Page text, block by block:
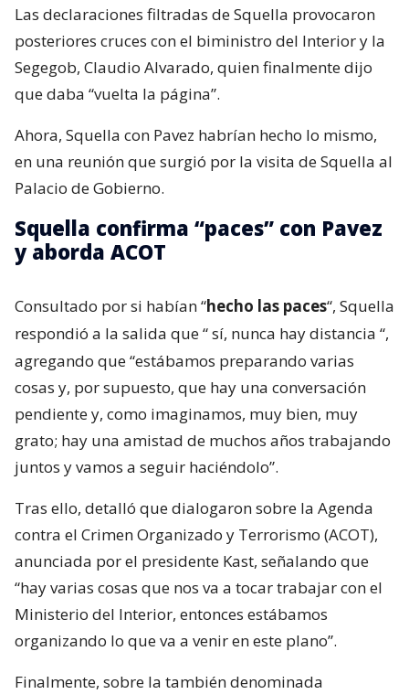
Las declaraciones filtradas de Squella provocaron
posteriores cruces con el biministro del Interior y la
Segegob, Claudio Alvarado, quien finalmente dijo
que daba “vuelta la página”.
Ahora, Squella con Pavez habrían hecho lo mismo,
en una reunión que surgió por la visita de Squella al
Palacio de Gobierno.
Squella confirma “paces” con Pavez
y aborda ACOT
Consultado por si habían “hecho las paces“, Squella
respondió a la salida que “sí, nunca hay distancia “,
agregando que “estábamos preparando varias
cosas y, por supuesto, que hay una conversación
pendiente y, como imaginamos, muy bien, muy
grato; hay una amistad de muchos años trabajando
juntos y vamos a seguir haciéndolo”.
Tras ello, detalló que dialogaron sobre la Agenda
contra el Crimen Organizado y Terrorismo (ACOT),
anunciada por el presidente Kast, señalando que
“hay varias cosas que nos va a tocar trabajar con el
Ministerio del Interior, entonces estábamos
organizando lo que va a venir en este plano”.
Finalmente, sobre la también denominada